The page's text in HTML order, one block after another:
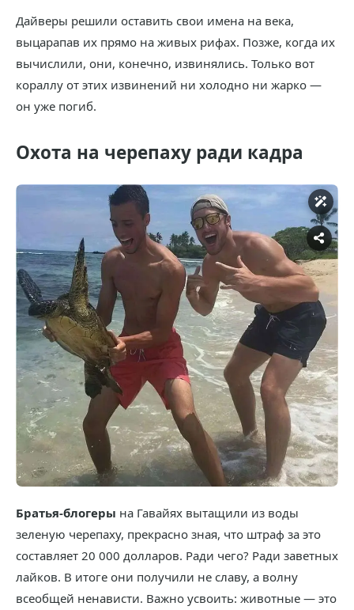
Дайверы решили оставить свои имена на века,
выцарапав их прямо на живых рифах. Позже, когда их
вычислили, они, конечно, извинялись. Только вот
кораллу от этих извинений ни холодно ни жарко —
он уже погиб.
Охота на черепаху ради кадра
Братья-блогеры на Гавайях вытащили из воды
зеленую черепаху, прекрасно зная, что штраф за это
составляет 20 000 долларов. Ради чего? Ради заветных
лайков. В итоге они получили не славу, а волну
всеобщей ненависти. Важно усвоить: животные — это